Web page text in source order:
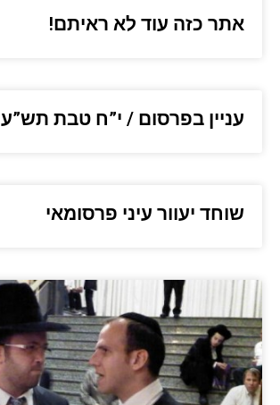
אתר כזה עוד לא ראיתם!
עניין בפרסום / י”ח טבת תש”ע
שוחד יעוור עיני פרסומאי